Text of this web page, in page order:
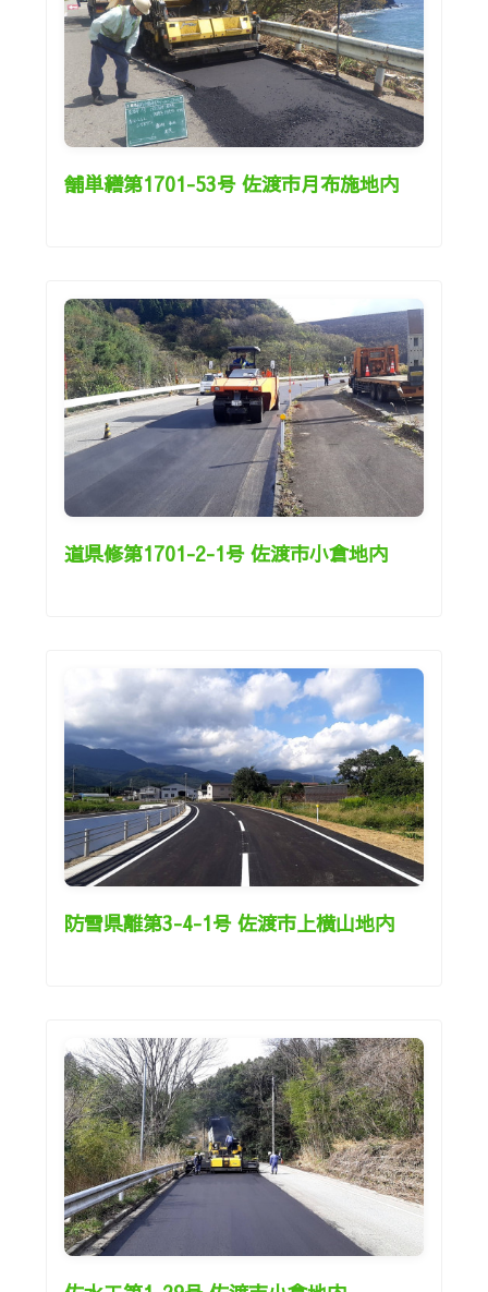
舗単繕第1701-53号 佐渡市月布施地内
道県修第1701-2-1号 佐渡市小倉地内
防雪県離第3-4-1号 佐渡市上横山地内